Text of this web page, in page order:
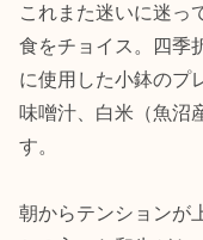
これまた迷いに迷っ
食をチョイス。四季
に使用した小鉢のプ
味噌汁、白米（魚沼
す。
朝からテンションが